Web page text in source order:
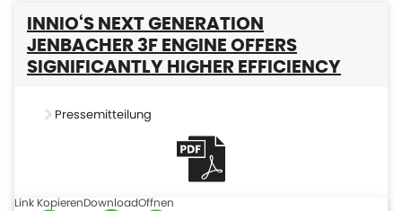
INNIO‘S NEXT GENERATION
JENBACHER 3F ENGINE OFFERS
SIGNIFICANTLY HIGHER EFFICIENCY
Pressemitteilung
Link KopierenDownloadOffnen